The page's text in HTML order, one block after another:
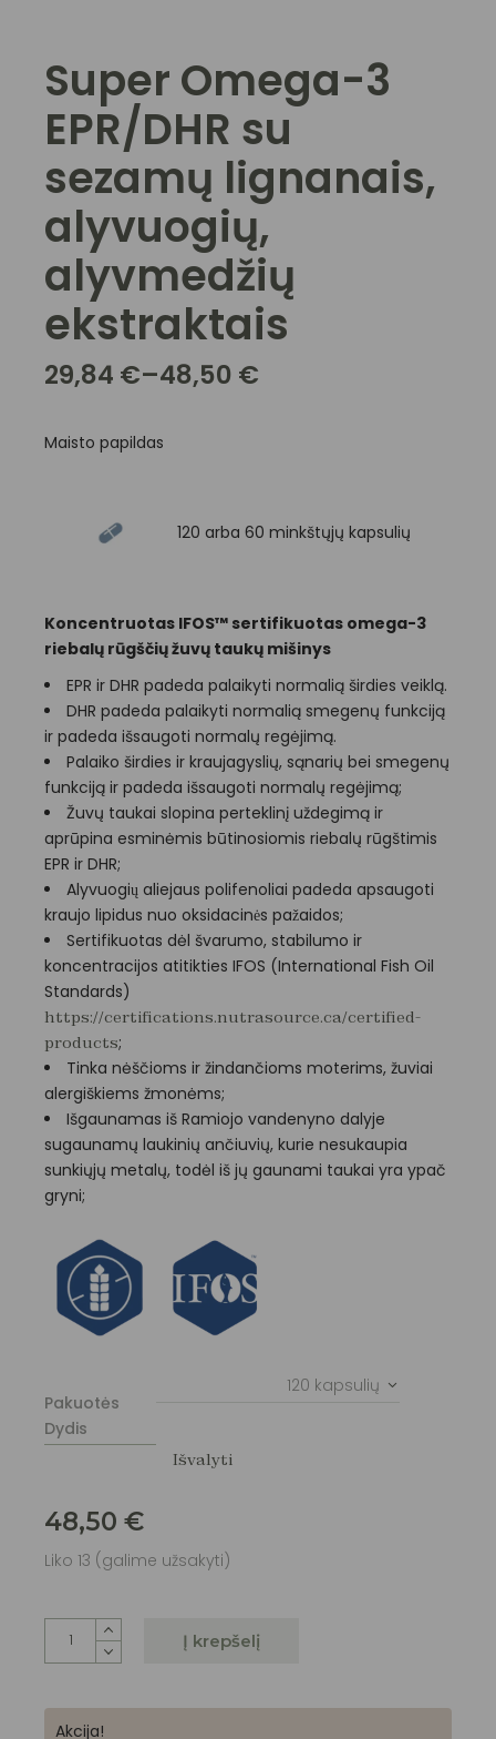
Super Omega-3
EPR/DHR su
sezamų lignanais,
alyvuogių,
alyvmedžių
ekstraktais
29,84 €–48,50 €
Maisto papildas
120 arba 60 minkštųjų kapsulių
Koncentruotas IFOS™ sertifikuotas omega-3
riebalų rūgščių žuvų taukų mišinys
EPR ir DHR padeda palaikyti normalią širdies veiklą.
DHR padeda palaikyti normalią smegenų funkciją
ir padeda išsaugoti normalų regėjimą.
Palaiko širdies ir kraujagyslių, sąnarių bei smegenų
funkciją ir padeda išsaugoti normalų regėjimą;
Žuvų taukai slopina perteklinį uždegimą ir
aprūpina esminėmis būtinosiomis riebalų rūgštimis
EPR ir DHR;
Alyvuogių aliejaus polifenoliai padeda apsaugoti
kraujo lipidus nuo oksidacinės pažaidos;
Sertifikuotas dėl švarumo, stabilumo ir
koncentracijos atitikties IFOS (International Fish Oil
Standards)
https://certifications.nutrasource.ca/certified-
products;
Tinka nėščioms ir žindančioms moterims, žuviai
alergiškiems žmonėms;
Išgaunamas iš Ramiojo vandenyno dalyje
sugaunamų laukinių ančiuvių, kurie nesukaupia
sunkiųjų metalų, todėl iš jų gaunami taukai yra ypač
gryni;
Pakuotės
Dydis
120 kapsulių
Išvalyti
48,50€
Liko 13 (galime užsakyti)
Į krepšelį
Akcija!